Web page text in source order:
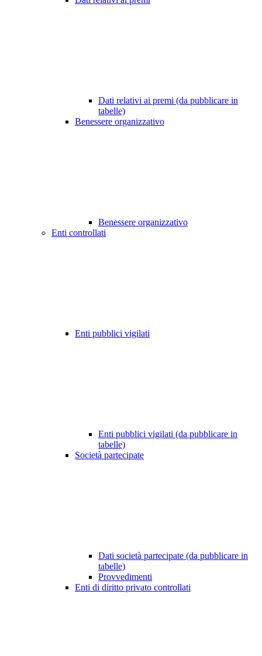
Dati relativi ai premi (da pubblicare in
tabelle)
Benessere organizzativo
Benessere organizzativo
Enti controllati
Enti pubblici vigilati
Enti pubblici vigilati (da pubblicare in
tabelle)
Società partecipate
Dati società partecipate (da pubblicare in
tabelle)
Provvedimenti
Enti di diritto privato controllati